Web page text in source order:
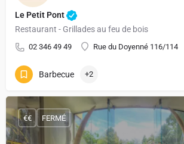
Le Petit Pont
Restaurant - Grillades au feu de bois
02 346 49 49 Rue du Doyenné 116/114
Barbecue +2
€€ FERMÉ